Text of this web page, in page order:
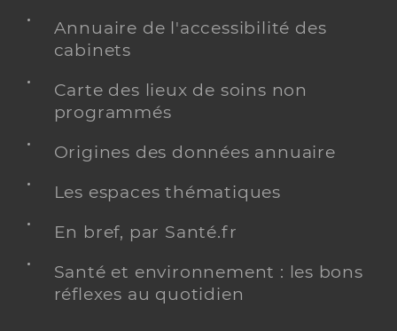
Annuaire de l'accessibilité des
cabinets
Carte des lieux de soins non
programmés
Origines des données annuaire
Les espaces thématiques
En bref, par Santé.fr
Santé et environnement : les bons
réflexes au quotidien